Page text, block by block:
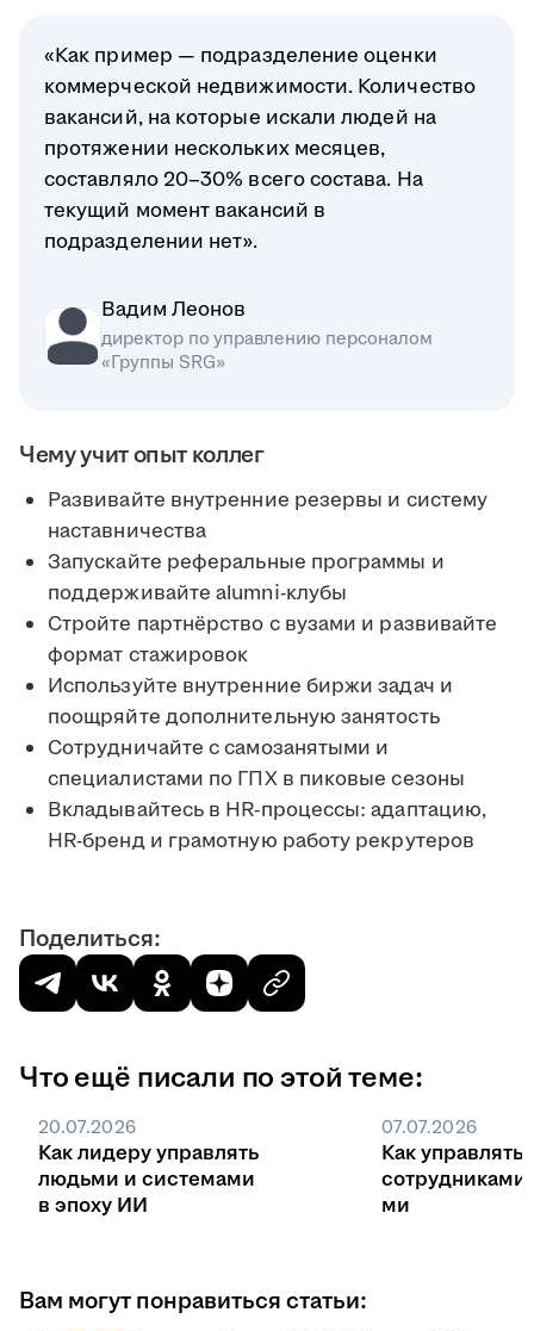
«Как пример — подразделение оценки
коммерческой недвижимости. Количество
вакансий, на которые искали людей на
протяжении нескольких месяцев,
составляло 20–30% всего состава. На
текущий момент вакансий в
подразделении нет».
Вадим Леонов
директор по управлению персоналом
«Группы SRG»
Чему учит опыт коллег
Развивайте внутренние резервы и систему
наставничества
Запускайте реферальные программы и
поддерживайте alumni-клубы
Стройте партнёрство с вузами и развивайте
формат стажировок
Используйте внутренние биржи задач и
поощряйте дополнительную занятость
Сотрудничайте с самозанятыми и
специалистами по ГПХ в пиковые сезоны
Вкладывайтесь в HR-процессы: адаптацию,
HR-бренд и грамотную работу рекрутеров
Поделиться:
Что ещё писали по этой теме:
20.07.2026
Как лидеру управлять
людьми и системами
в эпоху ИИ
07.07.2026
Как управлять
ми
Вам могут понравиться статьи: